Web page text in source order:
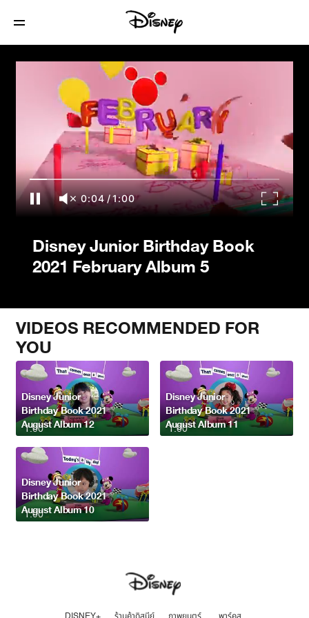
Disney Junior Birthday Book 2021
February Album 5
0:04/1:00
Disney Junior Birthday Book
2021 February Album 5
VIDEOS RECOMMENDED FOR
YOU
1:00
Disney Junior
Birthday Book 2021
August Album 12
1:00
Disney Junior
Birthday Book 2021
August Album 11
1:00
Disney Junior
Birthday Book 2021
August Album 10